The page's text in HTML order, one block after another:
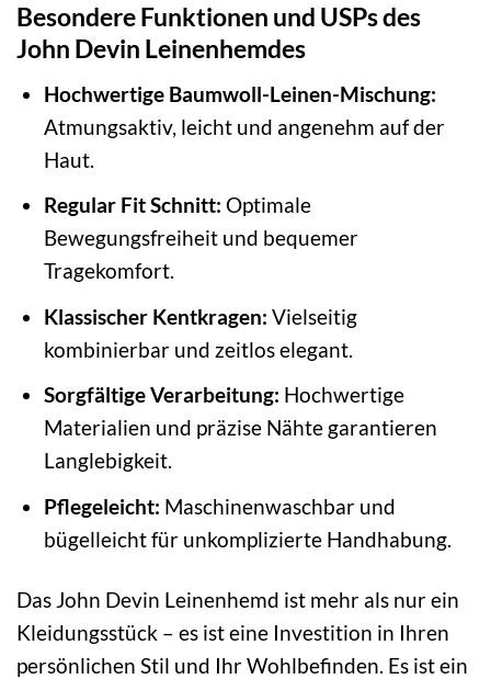
Besondere Funktionen und USPs des
John Devin Leinenhemdes
Hochwertige Baumwoll-Leinen-Mischung:
Atmungsaktiv, leicht und angenehm auf der
Haut.
Regular Fit Schnitt: Optimale
Bewegungsfreiheit und bequemer
Tragekomfort.
Klassischer Kentkragen: Vielseitig
kombinierbar und zeitlos elegant.
Sorgfältige Verarbeitung: Hochwertige
Materialien und präzise Nähte garantieren
Langlebigkeit.
Pflegeleicht: Maschinenwaschbar und
bügelleicht für unkomplizierte Handhabung.
Das John Devin Leinenhemd ist mehr als nur ein
Kleidungsstück – es ist eine Investition in Ihren
persönlichen Stil und Ihr Wohlbefinden. Es ist ein